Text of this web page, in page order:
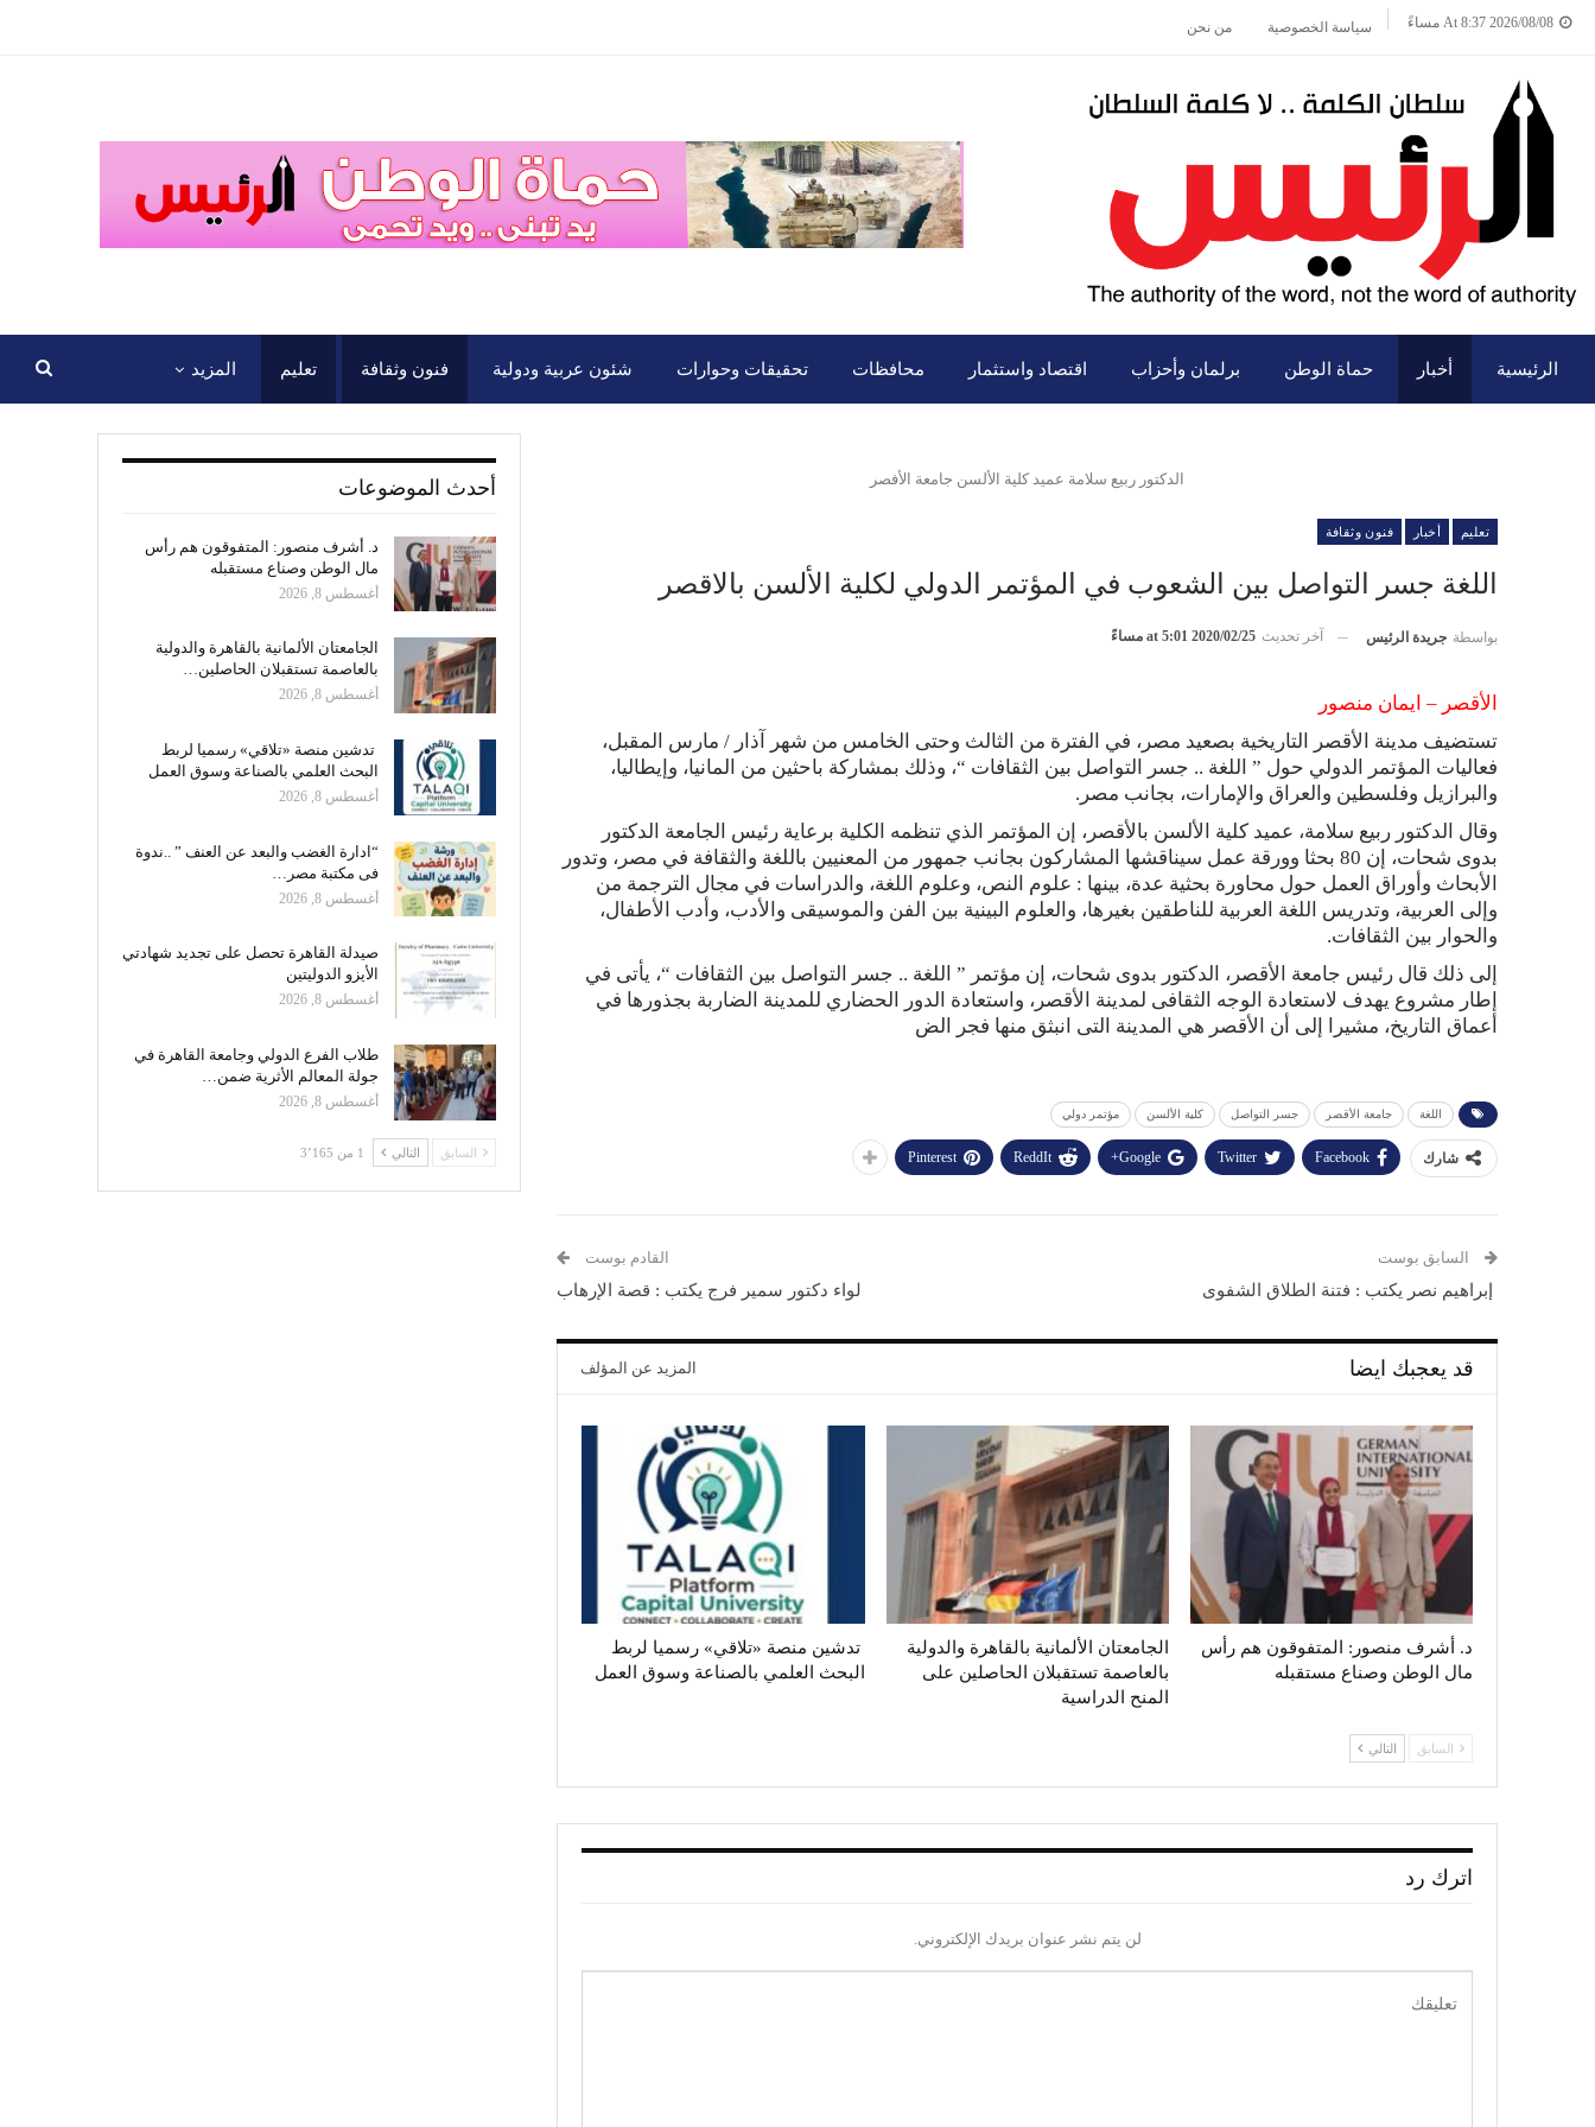
2026/08/08 At 8:37 مساءً سياسة الخصوصية من نحن
الرئيسية أخبار حماة الوطن برلمان وأحزاب اقتصاد واستثمار محافظات تحقيقات وحوارات شئون عربية ودولية فنون وثقافة تعليم المزيد
الدكتور ربيع سلامة عميد كلية الألسن جامعة الأفصر
تعليم أخبار فنون وثقافة
اللغة جسر التواصل بين الشعوب في المؤتمر الدولي لكلية الألسن بالاقصر
بواسطة جريدة الرئيس آخر تحديث 2020/02/25 at 5:01 مساءً
الأقصر – ايمان منصور
تستضيف مدينة الأقصر التاريخية بصعيد مصر، في الفترة من الثالث وحتى الخامس من شهر آذار / مارس المقبل،
فعاليات المؤتمر الدولي حول ” اللغة .. جسر التواصل بين الثقافات “، وذلك بمشاركة باحثين من المانيا، وإيطاليا،
والبرازيل وفلسطين والعراق والإمارات، بجانب مصر.
وقال الدكتور ربيع سلامة، عميد كلية الألسن بالأقصر، إن المؤتمر الذي تنظمه الكلية برعاية رئيس الجامعة الدكتور
بدوى شحات، إن 80 بحثا وورقة عمل سيناقشها المشاركون بجانب جمهور من المعنيين باللغة والثقافة في مصر، وتدور
الأبحاث وأوراق العمل حول محاورة بحثية عدة، بينها : علوم النص، وعلوم اللغة، والدراسات في مجال الترجمة من
وإلى العربية، وتدريس اللغة العربية للناطقين بغيرها، والعلوم البينية بين الفن والموسيقى والأدب، وأدب الأطفال،
والحوار بين الثقافات.
إلى ذلك قال رئيس جامعة الأقصر، الدكتور بدوى شحات، إن مؤتمر ” اللغة .. جسر التواصل بين الثقافات “، يأتى في
إطار مشروع يهدف لاستعادة الوجه الثقافى لمدينة الأقصر، واستعادة الدور الحضاري للمدينة الضاربة بجذورها في
أعماق التاريخ، مشيرا إلى أن الأقصر هي المدينة التى انبثق منها فجر الض
اللغة جامعة الأقصر جسر التواصل كلية الألسن مؤتمر دولي
شارك Facebook
Twitter
Google+
ReddIt
Pinterest
السابق بوست
إبراهيم نصر يكتب : فتنة الطلاق الشفوى
القادم بوست
لواء دكتور سمير فرج يكتب : قصة الإرهاب
قد يعجبك ايضا المزيد عن المؤلف
د. أشرف منصور: المتفوقون هم رأس
مال الوطن وصناع مستقبله
الجامعتان الألمانية بالقاهرة والدولية
بالعاصمة تستقبلان الحاصلين على
المنح الدراسية
تدشين منصة «تلاقي» رسميا لربط
البحث العلمي بالصناعة وسوق العمل
السابق التالي
اترك رد
لن يتم نشر عنوان بريدك الإلكتروني.
أحدث الموضوعات
د. أشرف منصور: المتفوقون هم رأس
مال الوطن وصناع مستقبله
أغسطس 8, 2026
الجامعتان الألمانية بالقاهرة والدولية
بالعاصمة تستقبلان الحاصلين…
أغسطس 8, 2026
تدشين منصة «تلاقي» رسميا لربط
البحث العلمي بالصناعة وسوق العمل
أغسطس 8, 2026
“ادارة الغضب والبعد عن العنف ” ..ندوة
فى مكتبة مصر…
أغسطس 8, 2026
صيدلة القاهرة تحصل على تجديد شهادتي
الأيزو الدوليتين
أغسطس 8, 2026
طلاب الفرع الدولي وجامعة القاهرة في
جولة المعالم الأثرية ضمن…
أغسطس 8, 2026
السابق التالي 1 من 3٬165